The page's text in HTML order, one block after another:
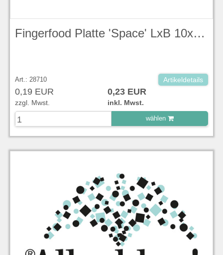
Fingerfood Platte 'Space' LxB 10x10 cm
Art.: 28710 Artikeldetails
0,19 EUR 0,23 EUR
zzgl. Mwst. inkl. Mwst.
wählen
zu Warenkorb hinzugefügt.